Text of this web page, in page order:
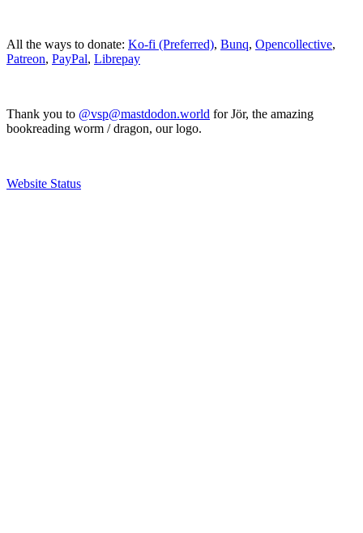
All the ways to donate: Ko-fi (Preferred), Bunq, Opencollective,
Patreon, PayPal, Librepay
Thank you to @vsp@mastdodon.world for Jör, the amazing
bookreading worm / dragon, our logo.
Website Status